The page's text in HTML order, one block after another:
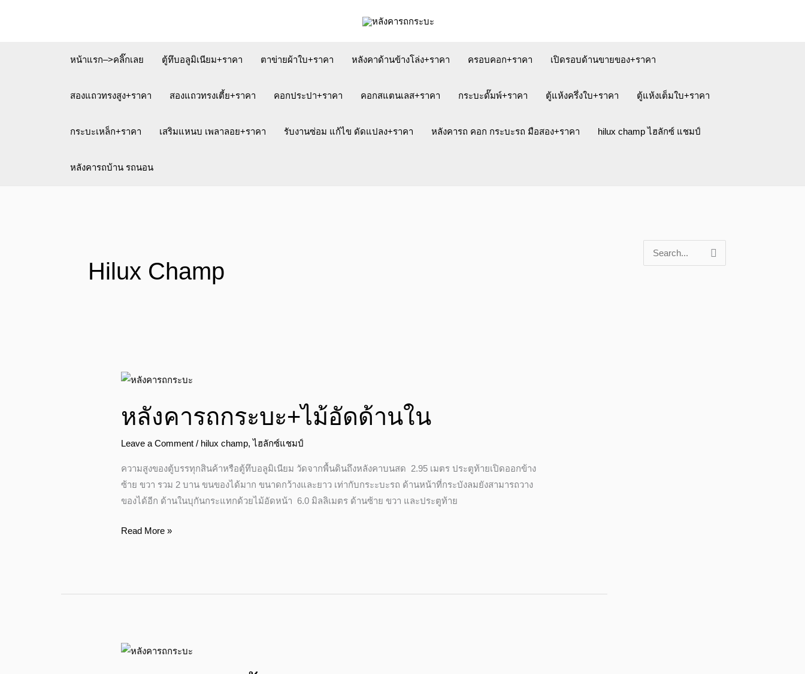
หน้าแรก–>คลิ๊กเลย
ตู้ทึบอลูมิเนียม+ราคา ตาข่ายผ้าใบ+ราคา หลังคาด้านข้างโล่ง+ราคา ครอบคอก+ราคา เปิดรอบด้านขายของ+ราคา
สองแถวทรงสูง+ราคา สองแถวทรงเตี้ย+ราคา คอกประปา+ราคา คอกสแตนเลส+ราคา กระบะดั๊มพ์+ราคา ตู้แห้งครึ่งใบ+ราคา ตู้แห้งเต็มใบ+ราคา
กระบะเหล็ก+ราคา เสริมแหนบ เพลาลอย+ราคา รับงานซ่อม แก้ไข ดัดแปลง+ราคา หลังคารถ คอก กระบะรถ มือสอง+ราคา hilux champ ไฮลักซ์ แชมป์
หลังคารถบ้าน รถนอน
Hilux Champ
หลังคารถกระบะ+ไม้อัดด้านใน
Leave a Comment / hilux champ,ไฮลักซ์แชมป์
ความสูงของตู้บรรทุกสินค้าหรือตู้ทึบอลูมิเนียม วัดจากพื้นดินถึงหลังคาบนสด 2.95 เมตร ประตูท้ายเปิดออกข้าง
ซ้าย ขวา รวม 2 บาน ขนของได้มาก ขนาดกว้างและยาว เท่ากับกระะบะรถ ด้านหน้าที่กระบังลมยังสามารถวาง
ของได้อีก ด้านในบุกันกระแทกด้วยไม้อัดหน้า 6.0 มิลลิเมตร ด้านซ้าย ขวา และประตูท้าย
หลังคา
กระบะ+ไม้อัด
ด้าน
ใน
Read More »
หลังคา